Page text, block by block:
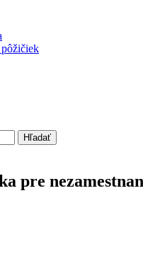
Hľadať
pre